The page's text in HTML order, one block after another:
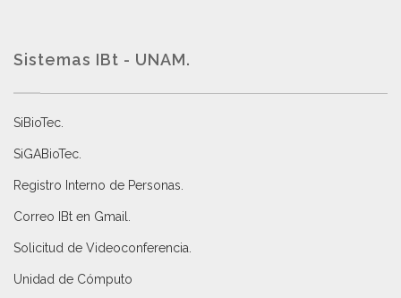
Sistemas IBt - UNAM.
SiBioTec
SiGABioTec.
Registro Interno de Personas
Correo IBt en Gmail
Solicitud de Videoconferencia.
Unidad de Cómputo